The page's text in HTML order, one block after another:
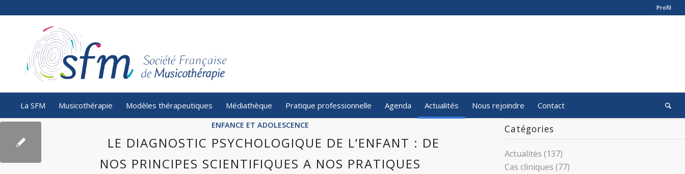
Profil
La SFM Musicothérapie Modèles thérapeutiques Médiathèque Pratique professionnelle Agenda Actualités Nous rejoindre Contact
ENFANCE ET ADOLESCENCE
LE DIAGNOSTIC PSYCHOLOGIQUE DE L’ENFANT : DE
NOS PRINCIPES SCIENTIFIQUES A NOS PRATIQUES
Catégories
Actualités (137)
Cas cliniques (77)